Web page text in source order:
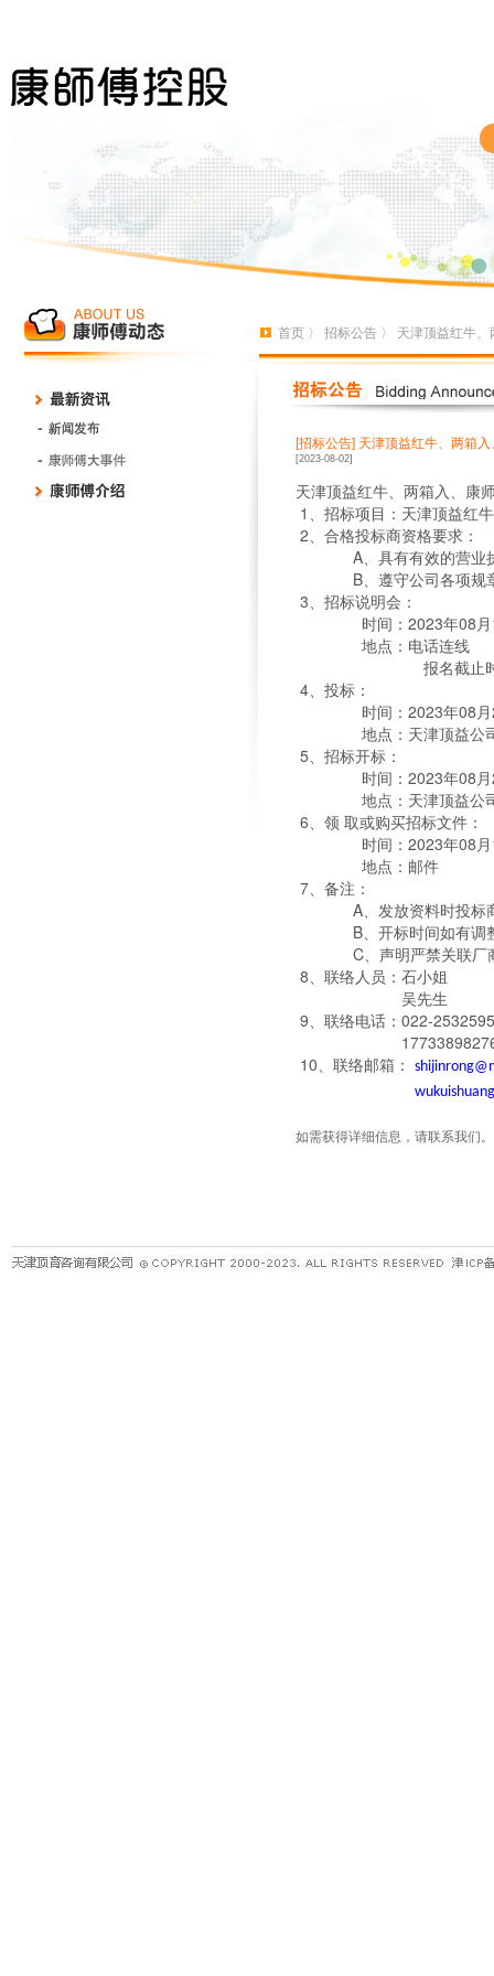
首页 〉 招标公告 〉 天津顶益红牛
[招标公告] 天津顶益红牛、两箱
[2023-08-02]
天津顶益红牛、两箱入、康
1、招标项目：天津顶益红
2、合格投标商资格要求：
A、具有有效的营业执
B、遵守公司各项规章
3、招标说明会：
时间：2023年08月
地点：电话连线
报名截止时间：
4、投标：
时间：2023年08月
地点：天津顶益公
5、招标开标：
时间：2023年08月
地点：天津顶益公
6、领 取或购买招标文件：
时间：2023年08月
地点：邮件
7、备注：
A、发放资料时投标商
B、开标时间如有调整
C、声明严禁关联厂商
8、联络人员：石小姐
吴先生
9、联络电话：022-
10、联络邮箱：
如需获得详细信息，请联系我们。